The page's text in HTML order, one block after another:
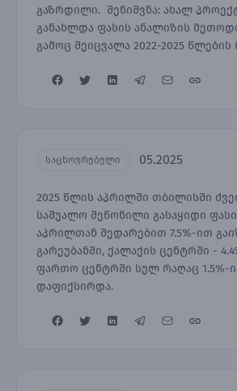
გაზრდილი. შენიშვნა: ახალ
განახლდა ფასის ანალიზის
გამოც შეიცვალა 2022-2025 წლების
საცხოვრებელი 05.2025
2025 წლის აპრილში თბილისში
საშუალო შეწონილი გასაყიდი
აპრილთან შედარებით 7.5%-ით
გარეუბანში, ქალაქის ცენტრში -
ფართო ცენტრში სულ რაღაც 1.5%-
დაფიქსირდა.